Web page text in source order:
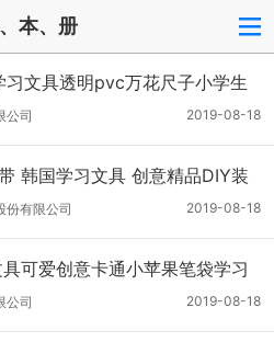
本、册
文具透明pvc万花尺子小学生
2019-08-18
公司
韩国学习文具 创意精品DIY装
2019-08-18
份有限公司
可爱创意卡通小苹果笔袋学习
2019-08-18
公司